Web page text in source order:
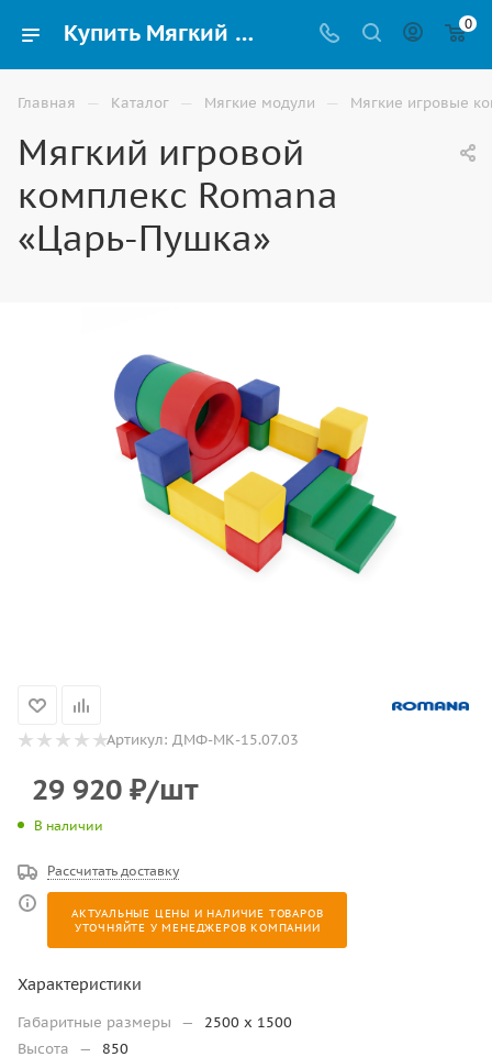
Купить Мягкий игровой комплекс Romana «Царь-Пушка» для детей в Элисте 0
Главная — Каталог — Мягкие модули — Мягкие игровые
Мягкий игровой
комплекс Romana
«Царь-Пушка»
Артикул: ДМФ-МК-15.07.03
29 920 ₽/шт
В наличии
Рассчитать доставку
АКТУАЛЬНЫЕ ЦЕНЫ И НАЛИЧИЕ ТОВАРОВ
УТОЧНЯЙТЕ У МЕНЕДЖЕРОВ КОМПАНИИ
Характеристики
Габаритные размеры —
2500 x 1500
Высота
—
850